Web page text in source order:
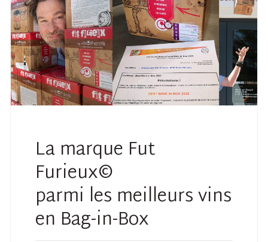
La marque Fut
Furieux©
parmi les meilleurs vins
en Bag-in-Box